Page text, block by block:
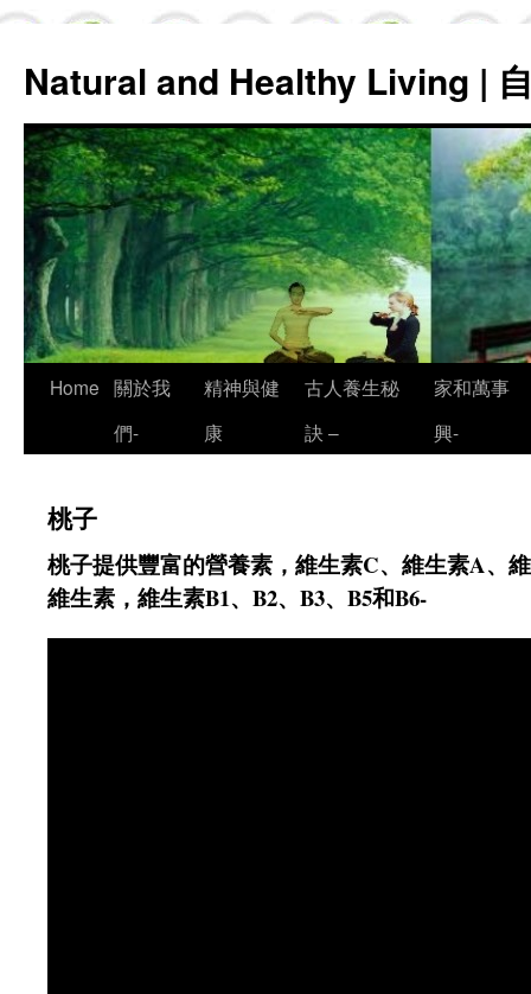
Natural and Healthy Living |
Skip
Home 關於我
們-
精神與健
康
古人養生秘
訣 –
家和萬事
興-
桃子
桃子提供豐富的營養素，維生素C、維生素A、
維生素，維生素B1、B2、B3、B5和B6-